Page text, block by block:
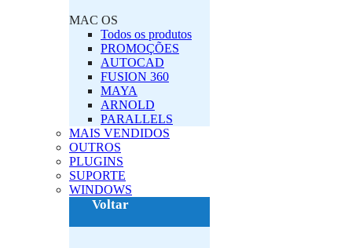
MAC OS‎
Todos os produtos
PROMOÇÕES
AUTOCAD
FUSION 360
MAYA
ARNOLD
PARALLELS
MAIS VENDIDOS
OUTROS
PLUGINS‎
SUPORTE
‎WINDOWS‎
Voltar